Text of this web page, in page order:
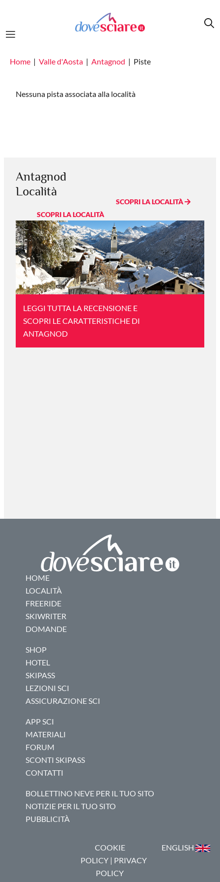
Home Valle d'Aosta Antagnod Piste
Nessuna pista associata alla località
Antagnod
Località
SCOPRI LA LOCALITÀ
SCOPRI LA LOCALITÀ
LEGGI TUTTA LA RECENSIONE E
SCOPRI LE CARATTERISTICHE DI
ANTAGNOD
HOME
LOCALITÀ
FREERIDE
SKIWRITER
DOMANDE
SHOP
HOTEL
SKIPASS
LEZIONI SCI
ASSICURAZIONE SCI
APP SCI
MATERIALI
FORUM
SCONTI SKIPASS
CONTATTI
BOLLETTINO NEVE PER IL TUO SITO
NOTIZIE PER IL TUO SITO
PUBBLICITÀ
COOKIE
POLICY| PRIVACY
POLICY
ENGLISH